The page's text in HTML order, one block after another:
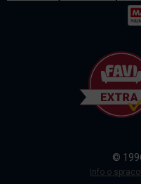
Doprava a platba
©
Info o